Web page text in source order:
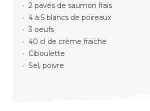
2 pavés de saumon frais
4 à 5 blancs de poireaux
3 oeufs
40 cl de crème fraiche
Ciboulette
Sel, poivre